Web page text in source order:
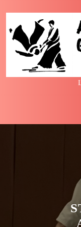
content